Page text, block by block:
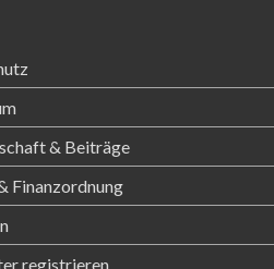
& Beiträge
Finanzordnung
registrieren